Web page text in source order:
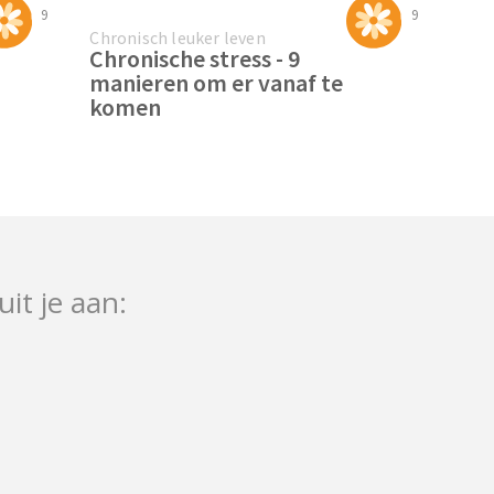
9 9
Chronisch leuker leven
Chronische stress - 9
manieren om er vanaf te
komen
je aan: